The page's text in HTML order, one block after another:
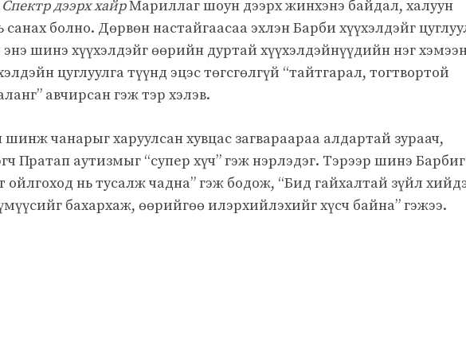
Спектр дээрх хайрМариллаг шоун дээрх жинхэнэ байдал, халуун
болно. Дөрвөн настайгаасаа эхлэн Барби хүүхэлдэйг
энэ шинэ хүүхэлдэйг өөрийн дуртай хүүхэлдэйнүүдийн нэг
цуглуулга түүнд эцэс төгсгөлгүй “тайтгарал, тогтвортой
авчирсан гэж тэр хэлэв.
чанарыг харуулсан хувцас загвараараа алдартай зураач,
Пратап аутизмыг “супер хүч” гэж нэрлэдэг. Тэрээр шинэ Барбиг
ойлгоход нь тусалж чадна” гэж бодож, “Бид гайхалтай зүйл
бахархаж, өөрийгөө илэрхийлэхийг хүсч байна” гэжээ.